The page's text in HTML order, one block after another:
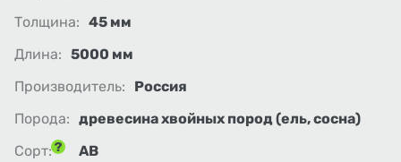
Толщина: 45 мм
Длина: 5000 мм
Производитель:
Россия
Порода: древесина хвойных пород (ель, сосна)
Сорт:
АВ